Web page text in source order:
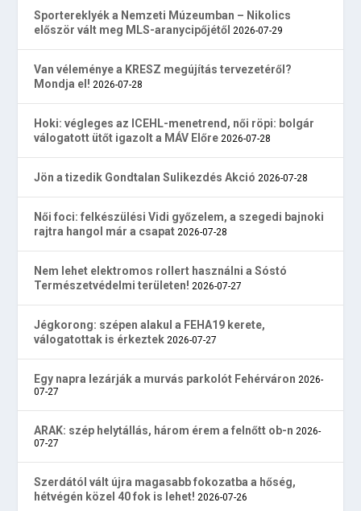
Sportereklyék a Nemzeti Múzeumban – Nikolics
először vált meg MLS-aranycipőjétől 2026-07-29
Van véleménye a KRESZ megújítás tervezetéről?
Mondja el! 2026-07-28
Hoki: végleges az ICEHL-menetrend, női röpi: bolgár
válogatott ütőt igazolt a MÁV Előre 2026-07-28
Jön a tizedik Gondtalan Sulikezdés Akció 2026-07-28
Női foci: felkészülési Vidi győzelem, a szegedi bajnoki
rajtra hangol már a csapat 2026-07-28
Nem lehet elektromos rollert használni a Sóstó
Természetvédelmi területen! 2026-07-27
Jégkorong: szépen alakul a FEHA19 kerete,
válogatottak is érkeztek 2026-07-27
Egy napra lezárják a murvás parkolót Fehérváron 2026-
07-27
ARAK: szép helytállás, három érem a felnőtt ob-n 2026-
07-27
Szerdától vált újra magasabb fokozatba a hőség,
hétvégén közel 40 fok is lehet! 2026-07-26